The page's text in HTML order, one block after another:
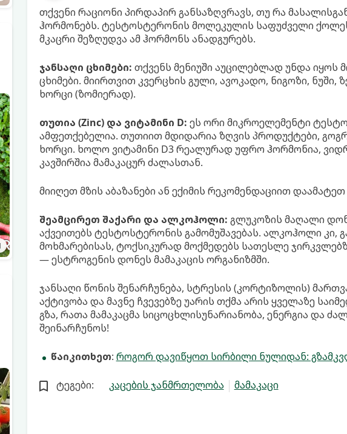
თქვენი რაციონი პირდაპირ განსაზღვრავს, თუ რა
ჰორმონებს. ტესტოსტერონის მოლეკულის საფუძველი
მკაცრი შეზღუდვა ამ ჰორმონს ანადგურებს.
ჯანსაღი ცხიმები: თქვენს მენიუში აუცილებლად უნდა იყოს
ცხიმები. მიირთვით კვერცხის გული, ავოკადო, ნიგოზი, ნუში,
ხორცი (ზომიერად).
თუთია (Zinc) და ვიტამინი D: ეს ორი მიკროელემენტი
ამფეთქებელია. თუთიით მდიდარია ზღვის პროდუქტები,
ხორცი. ხოლო ვიტამინი D3 რეალურად უფრო ჰორმონია,
კავშირშია მამაკაცურ ძალასთან.
მიიღეთ მზის აბაზანები ან ექიმის რეკომენდაციით დაამატეთ
შეამცირეთ შაქარი და ალკოჰოლი: გლუკოზის მაღალი
აქვეითებს ტესტოსტერონის გამომუშავებას. ალკოჰოლი კი,
მოხმარებისას, ტოქსიკურად მოქმედებს სათესლე
— ესტროგენის დონეს მამაკაცის ორგანიზმში.
ჯანსაღი წონის შენარჩუნება, სტრესის (კორტიზოლის)
აქტივობა და მავნე ჩვევებზე უარის თქმა არის ყველაზე
გზა, რათა მამაკაცმა სიცოცხლისუნარიანობა, ენერგია და
შეინარჩუნოს!
წაიკითხეთ: როგორ დავიწყოთ სირბილი ნულიდან:
ტეგები: კაცების ჯანმრთელობა მამაკაცი